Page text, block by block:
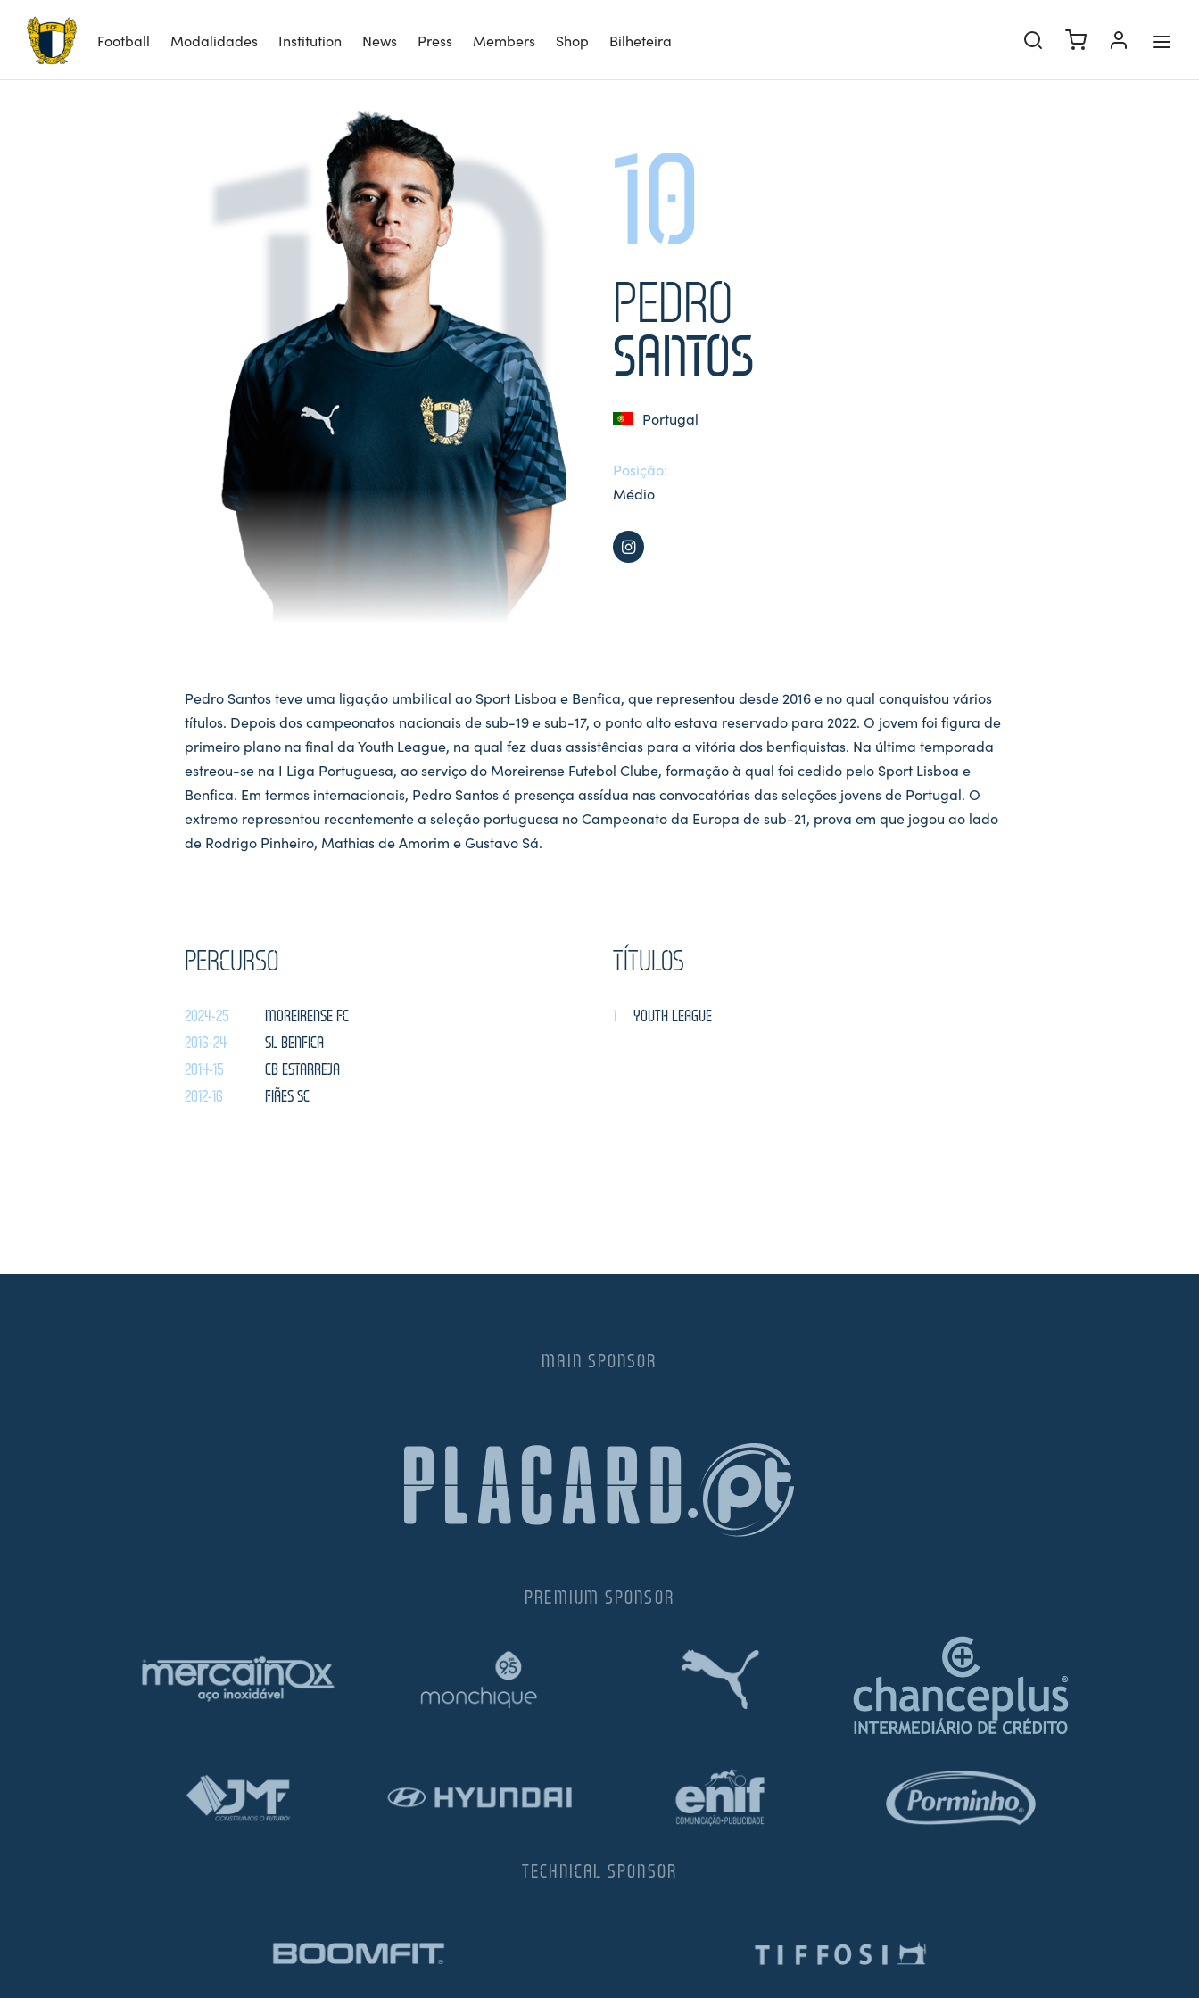
Football Modalidades Institution News Press Members Shop Bilheteira
10 10
PEDRO
SANTOS
Portugal
Posição:
Médio
Pedro Santos teve uma ligação umbilical ao Sport Lisboa e Benfica, que representou desde 2016 e no qual conquistou vários
títulos. Depois dos campeonatos nacionais de sub-19 e sub-17, o ponto alto estava reservado para 2022. O jovem foi figura de
primeiro plano na final da Youth League, na qual fez duas assistências para a vitória dos benfiquistas. Na última temporada
estreou-se na I Liga Portuguesa, ao serviço do Moreirense Futebol Clube, formação à qual foi cedido pelo Sport Lisboa e
Benfica. Em termos internacionais, Pedro Santos é presença assídua nas convocatórias das seleções jovens de Portugal. O
extremo representou recentemente a seleção portuguesa no Campeonato da Europa de sub-21, prova em que jogou ao lado
de Rodrigo Pinheiro, Mathias de Amorim e Gustavo Sá.
PERCURSO
2024-25
MOREIRENSE FC
2016-24
SL BENFICA
2014-15
CB ESTARREJA
2012-16
FIÃES SC
TÍTULOS
1 YOUTH LEAGUE
MAIN SPONSOR
PREMIUM SPONSOR
TECHNICAL SPONSOR